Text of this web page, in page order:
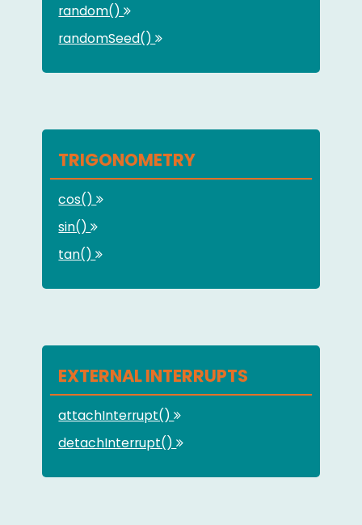
random()
randomSeed()
TRIGONOMETRY
cos()
sin()
tan()
EXTERNAL INTERRUPTS
attachInterrupt()
detachInterrupt()